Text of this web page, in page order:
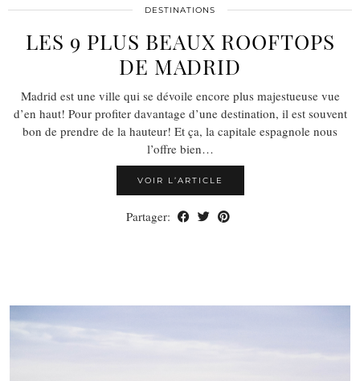
DESTINATIONS
LES 9 PLUS BEAUX ROOFTOPS
DE MADRID
Madrid est une ville qui se dévoile encore plus majestueuse vue
d’en haut! Pour profiter davantage d’une destination, il est souvent
bon de prendre de la hauteur! Et ça, la capitale espagnole nous
l’offre bien…
VOIR L’ARTICLE
Partager: